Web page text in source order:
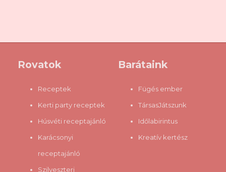
hányada elég tájékozatlannak tűnik mindazok fényében, amiket
Rovatok
Receptek
Kerti party receptek
Húsvéti receptajánló
Karácsonyi
receptajánló
Szilveszteri
Barátaink
Fügés ember
TársasJátszunk
Időlabirintus
Kreatív kertész